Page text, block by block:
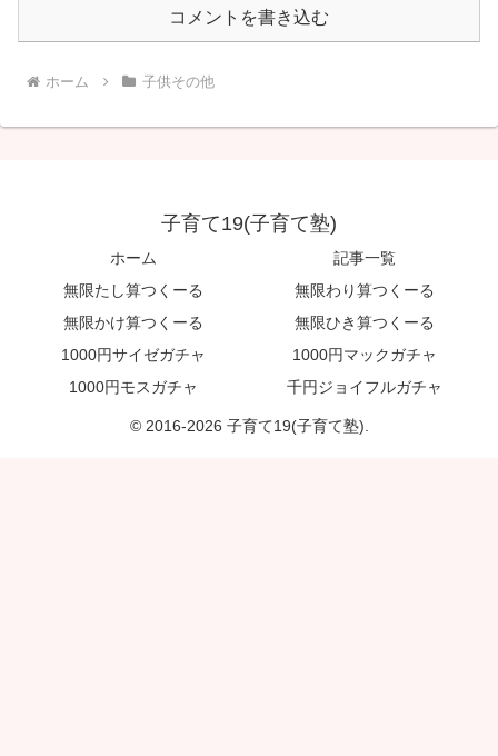
コメントを書き込む
ホーム 子供その他
子育て19(子育て塾)
ホーム
記事一覧
無限たし算つくーる
無限わり算つくーる
無限かけ算つくーる
無限ひき算つくーる
1000円サイゼガチャ
1000円マックガチャ
1000円モスガチャ
千円ジョイフルガチャ
© 2016-2026 子育て19(子育て塾).